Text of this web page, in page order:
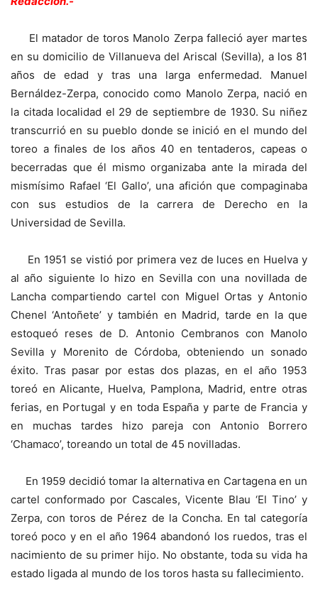
El matador de toros Manolo Zerpa falleció ayer martes
en su domicilio de Villanueva del Ariscal (Sevilla), a los 81
años de edad y tras una larga enfermedad. Manuel
Bernáldez-Zerpa, conocido como Manolo Zerpa, nació en
la citada localidad el 29 de septiembre de 1930. Su niñez
transcurrió en su pueblo donde se inició en el mundo del
toreo a finales de los años 40 en tentaderos, capeas o
becerradas que él mismo organizaba ante la mirada del
mismísimo Rafael ‘El Gallo’, una afición que compaginaba
con sus estudios de la carrera de Derecho en la
Universidad de Sevilla.
En 1951 se vistió por primera vez de luces en Huelva y
al año siguiente lo hizo en Sevilla con una novillada de
Lancha compartiendo cartel con Miguel Ortas y Antonio
Chenel ‘Antoñete’ y también en Madrid, tarde en la que
estoqueó reses de D. Antonio Cembranos con Manolo
Sevilla y Morenito de Córdoba, obteniendo un sonado
éxito. Tras pasar por estas dos plazas, en el año 1953
toreó en Alicante, Huelva, Pamplona, Madrid, entre otras
ferias, en Portugal y en toda España y parte de Francia y
en muchas tardes hizo pareja con Antonio Borrero
‘Chamaco’, toreando un total de 45 novilladas.
En 1959 decidió tomar la alternativa en Cartagena en un
cartel conformado por Cascales, Vicente Blau ‘El Tino’ y
Zerpa, con toros de Pérez de la Concha. En tal categoría
toreó poco y en el año 1964 abandonó los ruedos, tras el
nacimiento de su primer hijo. No obstante, toda su vida ha
estado ligada al mundo de los toros hasta su fallecimiento.